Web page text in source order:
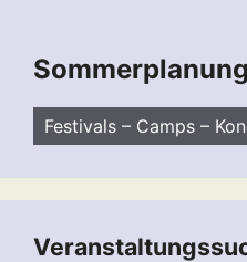
Sommerplanung
Festivals – Camps –